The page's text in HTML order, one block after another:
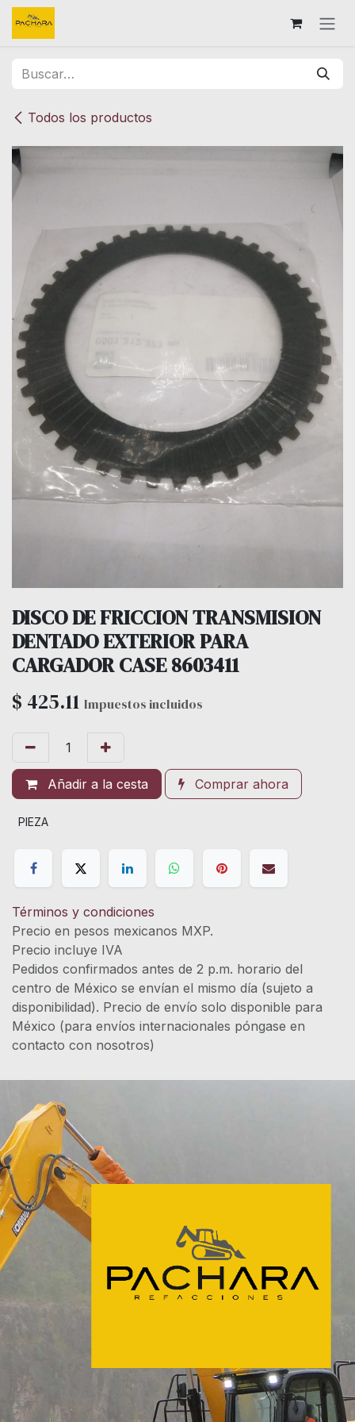
Ir al contenido
Todos los productos
DISCO DE FRICCION TRANSMISION
DENTADO EXTERIOR PARA
CARGADOR CASE 8603411
$ 425.11 Impuestos incluidos
Añadir a la cesta Comprar ahora
PIEZA
Términos y condiciones
Precio en pesos mexicanos MXP.
Precio incluye IVA
Pedidos confirmados antes de 2 p.m. horario del
centro de México se envían el mismo día (sujeto a
disponibilidad). Precio de envío solo disponible para
México (para envíos internacionales póngase en
contacto con nosotros)